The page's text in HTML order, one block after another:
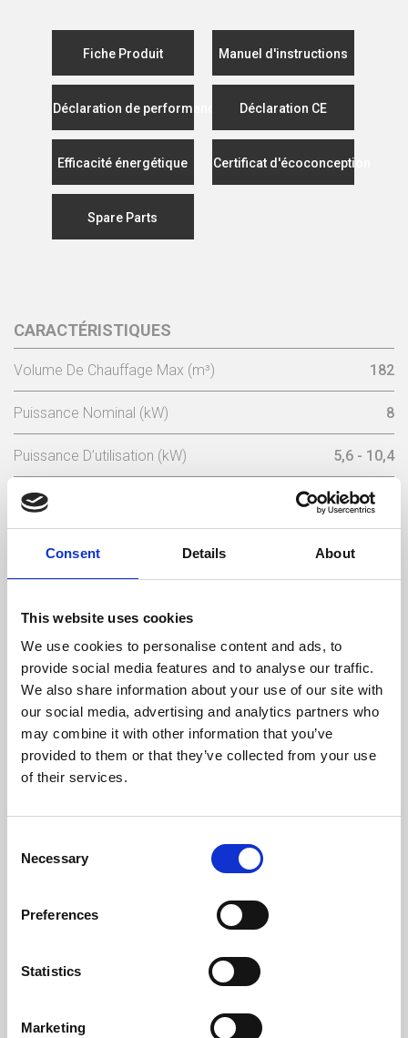
Consent Details About
This website uses cookies
We use cookies to personalise content and ads, to
provide social media features and to analyse our traffic.
We also share information about your use of our site with
our social media, advertising and analytics partners who
may combine it with other information that you’ve
provided to them or that they’ve collected from your use
of their services.
Selection
Necessary
Preferences
Statistics
Marketing
Fiche Produit Manuel d'instructions
Déclaration de performance Déclaration CE
Efficacité énergétique Certificat d'écoconception
Spare Parts
CARACTÉRISTIQUES
Volume De Chauffage Max (m³) 182
Puissance Nominal (kW) 8
Puissance D’utilisation (kW) 5,6 - 10,4
Rendement (%) 80,5
Température Max Gaz (ºC) 297
Poids (kg)
Sortie Des Fumées (mm) 150
Dépression Nécessaire Dans La Cheminée (pa) 12
Rendement Consommation
Volume chauffé
maximum